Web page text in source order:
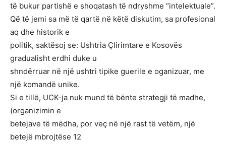
të bukur partishë e shoqatash të ndryshme “intelektuale”.
Që të jemi sa më të qartë në këtë diskutim, sa profesional
aq dhe historik e
politik, saktësoj se: Ushtria Çlirimtare e Kosovës
gradualisht erdhi duke u
shndërruar në një ushtri tipike guerile e oganizuar, me
një komandë unike.
Si e tillë, UCK-ja nuk mund të bënte strategji të madhe,
(organizimin e
betejave të mëdha, por veç në një rast të vetëm, një
betejë mbrojtëse 12